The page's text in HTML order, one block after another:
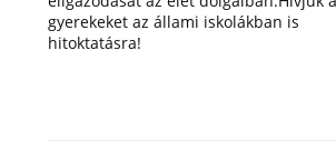
gyerekeket az állami iskolákban is
hitoktatásra!